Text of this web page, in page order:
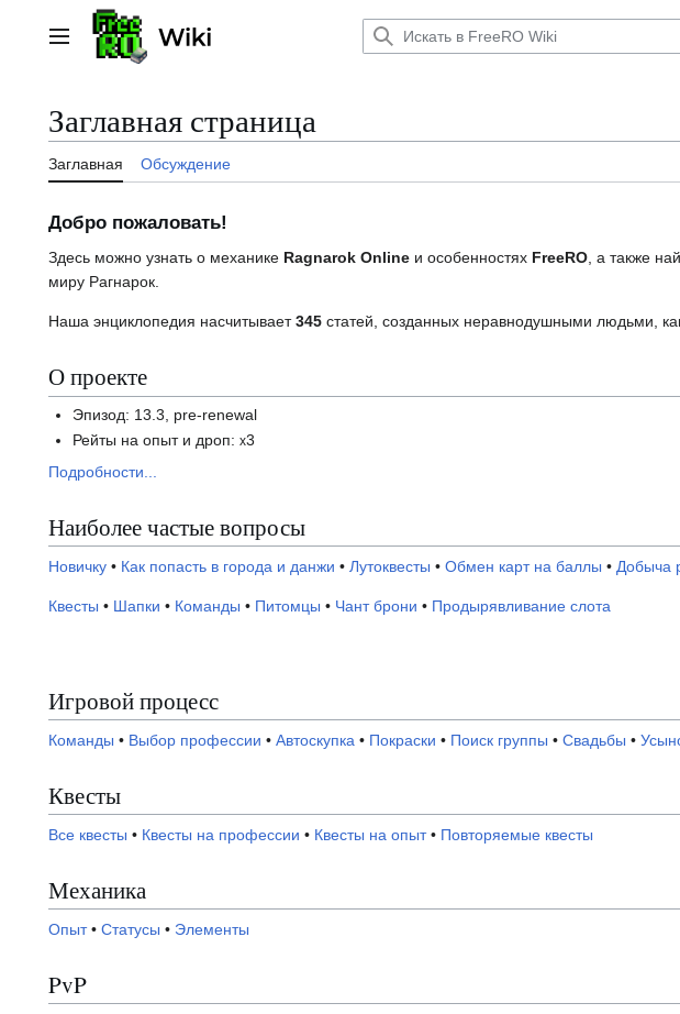
содержаниюГлавное меню
Заглавная страница
Заглавная Обсуждение
Добро пожаловать!
Здесь можно узнать о механике Ragnarok Online и особенностях FreeRO, а также
миру Рагнарок.
Наша энциклопедия насчитывает345 статей, созданных неравнодушными людьми,
О проекте
Эпизод: 13.3, pre-renewal
Рейты на опыт и дроп:x3
Подробности...
Наиболее частые вопросы
Новичку • Как попасть в города и данжи • Лутоквесты • Обмен карт на баллы • Добыча
Квесты • Шапки • Команды • Питомцы • Чант брони • Продырявливание слота
Игровой процесс
Команды • Выбор профессии • Автоскупка • Покраски • Поиск группы • Свадьбы •
Квесты
Все квесты • Квесты на профессии • Квесты на опыт• Повторяемые квесты
Механика
Опыт• Статусы • Элементы
PvP